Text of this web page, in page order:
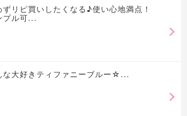
ずリピ買いしたくなる♪使い心地満点！
プル可...
な大好きティファニーブルー☆...